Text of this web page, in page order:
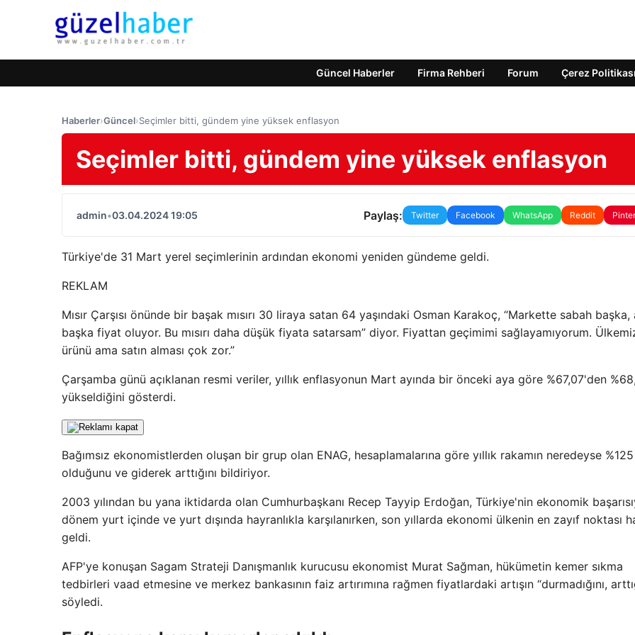
Güncel Haberler Firma Rehberi Forum Çerez Politikası
Haberler›Güncel›Seçimler bitti, gündem yine yüksek enflasyon
Seçimler bitti, gündem yine yüksek enflasyon
admin•03.04.2024 19:05 Paylaş: Twitter Facebook WhatsApp Reddit
Türkiye'de 31 Mart yerel seçimlerinin ardından ekonomi yeniden gündeme geldi.
REKLAM
Mısır Çarşısı önünde bir başak mısırı 30 liraya satan 64 yaşındaki Osman Karakoç, “Markette sabah başka,
başka fiyat oluyor. Bu mısırı daha düşük fiyata satarsam” diyor. Fiyattan geçimimi sağlayamıyorum.
ürünü ama satın alması çok zor.”
Çarşamba günü açıklanan resmi veriler, yıllık enflasyonun Mart ayında bir önceki aya göre %67,07'den
yükseldiğini gösterdi.
Bağımsız ekonomistlerden oluşan bir grup olan ENAG, hesaplamalarına göre yıllık rakamın neredeyse %125
olduğunu ve giderek arttığını bildiriyor.
2003 yılından bu yana iktidarda olan Cumhurbaşkanı Recep Tayyip Erdoğan, Türkiye'nin ekonomik
dönem yurt içinde ve yurt dışında hayranlıkla karşılanırken, son yıllarda ekonomi ülkenin en zayıf noktası
geldi.
AFP'ye konuşan Sagam Strateji Danışmanlık kurucusu ekonomist Murat Sağman, hükümetin kemer sıkma
tedbirleri vaad etmesine ve merkez bankasının faiz artırımına rağmen fiyatlardaki artışın “durmadığını,
söyledi.